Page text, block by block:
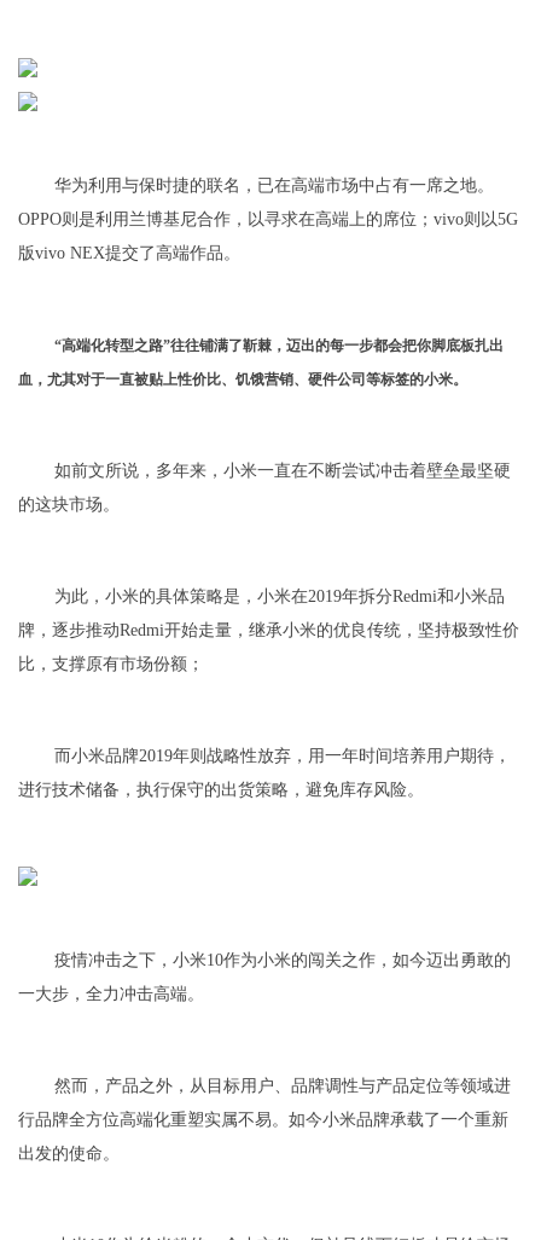
华为利用与保时捷的联名，已在高端市场中占有一席之地。
OPPO则是利用兰博基尼合作，以寻求在高端上的席位；vivo则以5G
版vivo NEX提交了高端作品。
“高端化转型之路”往往铺满了靳棘 ，迈出的每一步都会把你脚底板扎出
血，尤其对于一直被贴上性价比、饥饿营销、硬件公司等标签的小米。
如前文所说，多年来，小米一直在不断尝试冲击着壁垒最坚硬
的这块市场。
为此，小米的具体策略是，小米在2019年拆分Redmi和小米品
牌，逐步推动Redmi开始走量，继承小米的优良传统，坚持极致性价
比，支撑原有市场份额；
而小米品牌2019年则战略性放弃，用一年时间培养用户期待，
进行技术储备，执行保守的出货策略，避免库存风险。
疫情冲击之下，小米10作为小米的闯关之作，如今迈出勇敢的
一大步，全力冲击高端。
然而，产品之外，从目标用户、品牌调性与产品定位等领域进
行品牌全方位高端化重塑实属不易。如今小米品牌承载了一个重新
出发的使命。